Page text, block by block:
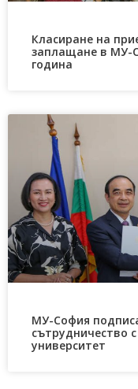
Класиране на
заплащане в МУ-
година
МУ-София
сътрудничество
университет